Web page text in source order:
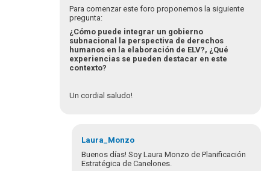
Para comenzar este foro proponemos la siguiente
pregunta:
¿Cómo puede integrar un gobierno
subnacional la perspectiva de derechos
humanos en la elaboración de ELV?, ¿Qué
experiencias se pueden destacar en este
contexto?
Un cordial saludo!
Laura_Monzo
Buenos días! Soy Laura Monzo de Planificación
Estratégica de Canelones.